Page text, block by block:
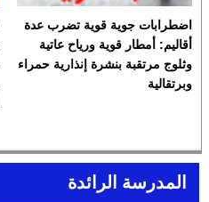
اضطرابات جوية قوية تضرب عدة
أقاليم: أمطار قوية ورياح عاتية
وثلوج مرتقبة بنشرة إنذارية حمراء
وبرتقالية
المدرسة الرائدة